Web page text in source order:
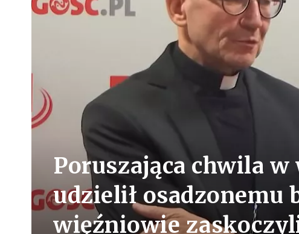
Poruszająca chwila
udzielił osadzonemu
więźniowie